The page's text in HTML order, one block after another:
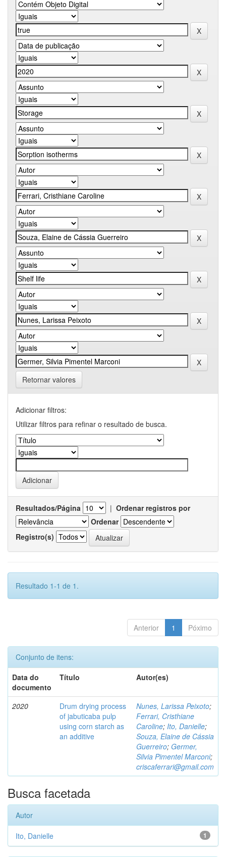
Retornar valores
Adicionar filtros:
Utilizar filtros para refinar o resultado de busca.
Resultados/Página | Ordenar registros por
Ordenar
Registro(s)
Resultado 1-1 de 1.
Anterior 1 Póximo
Conjunto de itens:
Data do
documento
Título Autor(es)
2020
Drum drying process
of jabuticaba pulp
using corn starch as
an additive
Nunes, Larissa Peixoto;
Ferrari, Cristhiane
Caroline; Ito, Danielle;
Souza, Elaine de Cássia
Guerreiro; Germer,
Silvia Pimentel Marconi;
criscaferrari@gmail.com
Busca facetada
Autor
1
Ito, Danielle